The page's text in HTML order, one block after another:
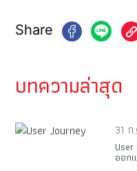
Share
บทความล่าสุด
31
User
ออก